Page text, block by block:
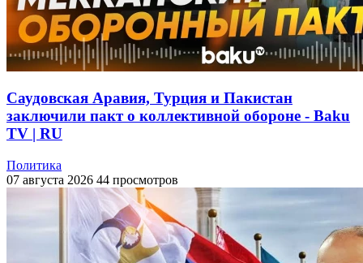
Саудовская Аравия, Турция и Пакистан
заключили пакт о коллективной обороне - Baku
TV | RU
Политика
07 августа 2026 44 просмотров